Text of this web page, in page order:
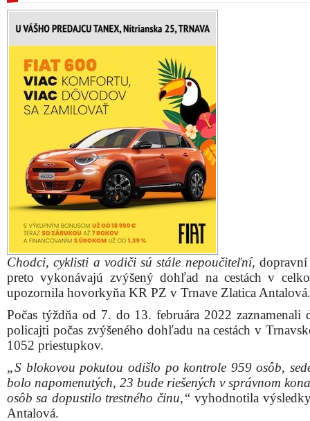
Chodci, cyklisti a vodiči sú stále nepoučiteľní,
preto vykonávajú zvýšený dohľad na cestách v
upozornila hovorkyňa KR PZ v Trnave Zlatica Antalová.
Počas týždňa od 7. do 13. februára 2022 zaznamenali
policajti počas zvýšeného dohľadu na cestách v
1052 priestupkov.
„S blokovou pokutou odišlo po kontrole 959 osôb,
bolo napomenutých, 23 bude riešených v správnom
osôb sa dopustilo trestného činu,“ vyhodnotila
Antalová.